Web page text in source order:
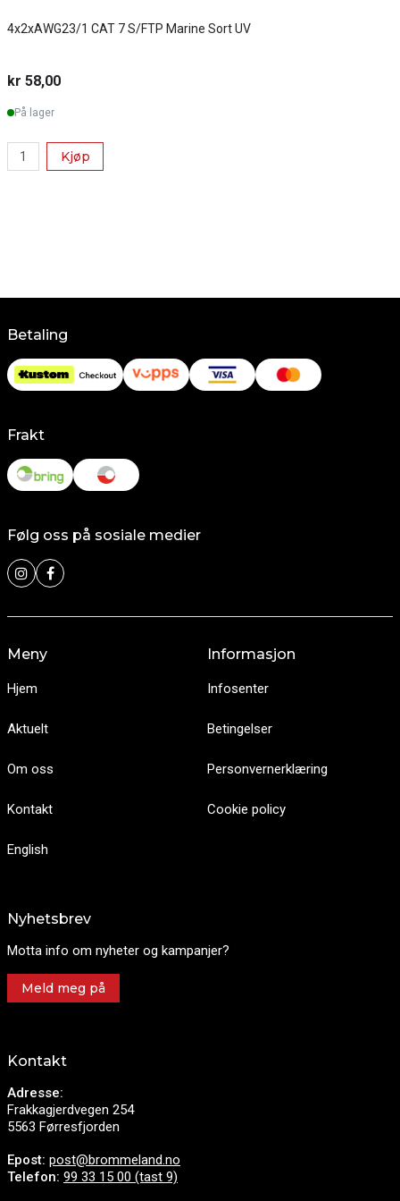
4x2xAWG23/1 CAT 7 S/FTP Marine Sort UV
kr 58,00
På lager
Kjøp
Betaling
Frakt
Følg oss på sosiale medier
Meny
Hjem
Aktuelt
Om oss
Kontakt
English
Informasjon
Infosenter
Betingelser
Personvernerklæring
Cookie policy
Nyhetsbrev
Motta info om nyheter og kampanjer?
Meld meg på
Kontakt
Adresse:
Frakkagjerdvegen 254
5563 Førresfjorden
Epost: post@brommeland.no
Telefon: 99 33 15 00 (tast 9)